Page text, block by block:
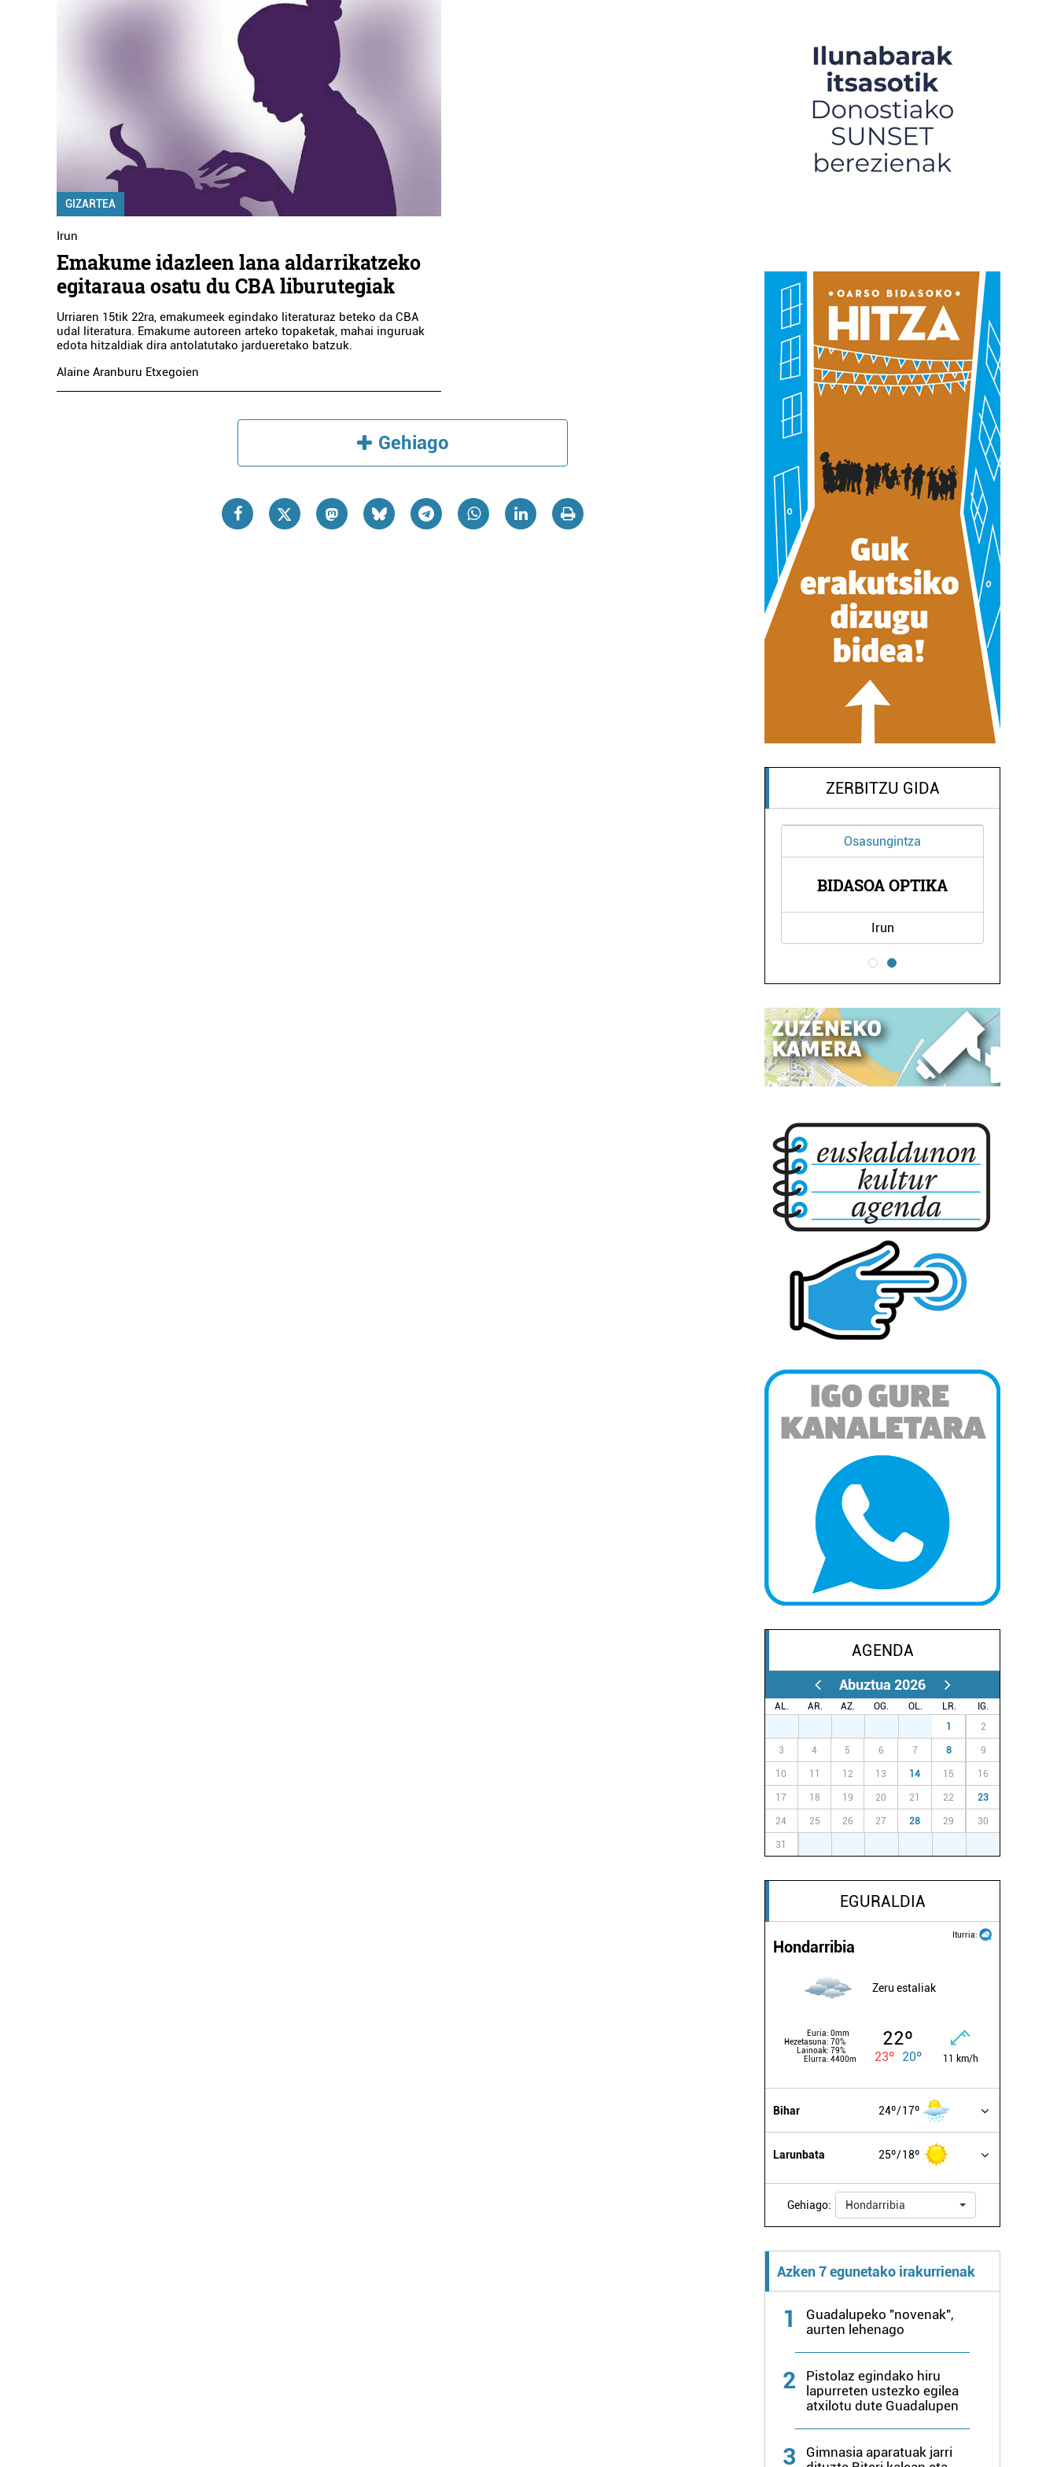
GIZARTEA
Irun
Emakume idazleen lana aldarrikatzeko
egitaraua osatu du CBA liburutegiak
Urriaren 15tik 22ra, emakumeek egindako literaturaz beteko da CBA
udal literatura. Emakume autoreen arteko topaketak, mahai inguruak
edota hitzaldiak dira antolatutako jardueretako batzuk.
Alaine Aranburu Etxegoien
Gehiago
ZERBITZU GIDA
Osasungintza
BIDASOA OPTIKA
Irun
AGENDA
Abuztua 2026
AL. AR. AZ. OG. OL. LR.
IG.
1 2
3 4 5 6 7 8 9
10 11 12 13 14 15 16
17 18 19 20 21 22 23
24 25 26 27 28 29 30
31
EGURALDIA
Iturria:
Hondarribia
Zeru estaliak
Euria: 0mm
Hezetasuna: 70%
Lainoak: 79%
Elurra: 4400m
22º
23º 20º 11 km/h
Bihar 24º 17º
Larunbata 25º 18º
Gehiago: Hondarribia
Azken 7 egunetako irakurrienak
1
Guadalupeko "novenak",
aurten lehenago
2
Pistolaz egindako hiru
lapurreten ustezko egilea
atxilotu dute Guadalupen
3
Gimnasia aparatuak jarri